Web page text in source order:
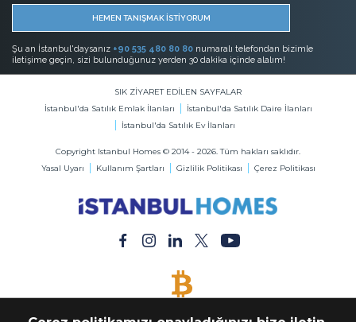
HEMEN TANIŞMAK İSTİYORUM
Şu an İstanbul'daysanız +90 535 480 80 80 numaralı telefondan bizimle
iletişime geçin, sizi bulunduğunuz yerden 30 dakika içinde alalım!
SIK ZİYARET EDİLEN SAYFALAR
İstanbul'da Satılık Emlak İlanları
İstanbul'da Satılık Daire İlanları
İstanbul'da Satılık Ev İlanları
Copyright Istanbul Homes © 2014 - 2026. Tüm hakları saklıdır.
Yasal Uyarı
Kullanım Şartları Gizlilik Politikası Çerez Politikası